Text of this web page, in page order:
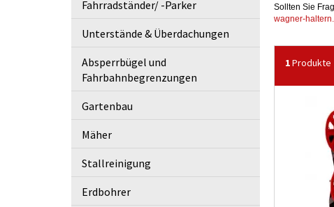
Fahrradständer/ -Parker
Unterstände & Überdachungen
Absperrbügel und
Fahrbahnbegrenzungen
Gartenbau
Mäher
Stallreinigung
Erdbohrer
Sollten Sie
wagner-
1Produkte